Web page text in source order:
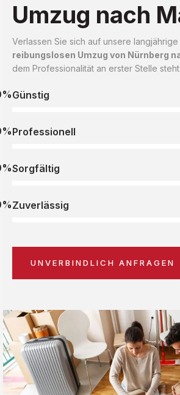
Umzug nach
Verlassen Sie sich auf unsere
reibungslosen Umzug von Nürnberg
dem Professionalität an erster Stelle steht.
Günstig
Professionell
Sorgfältig
Zuverlässig
UNVERBINDLICH ANFRAGEN